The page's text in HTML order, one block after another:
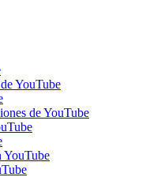
YouTube
de YouTube
YouTube